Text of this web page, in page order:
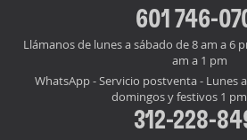
601 746-
Llámanos de lunes a sábado de 8 am a 6
am a 1 pm
WhatsApp - Servicio postventa - Lunes
domingos y festivos 1
312-228-